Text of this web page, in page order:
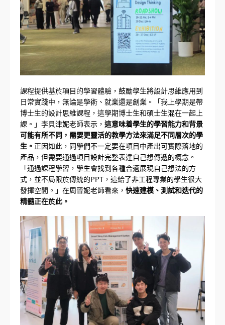
課程提供基於項目的學習體驗，鼓勵學生將設計思維應用到
日常實踐中，無論是學術、就業還是創業。「我上學期是帶
博士生的設計思維課程，這學期博士生和碩士生混在一起上
課。」李貝津妮老師表示， 這意味着學生的學習能力和背景
可能有所不同，需要更靈活的教學方法來滿足不同層次的學
生。 正因如此，同學們不一定要在項目中產出可實際落地的
產品，但需要通過項目設計完整表達自己想傳遞的概念。
「通過課程學習，學生會找到各種合適展現自己想法的方
式，並不局限於傳統的PPT，這給了非工程專業的學生很大
發揮空間。」在周晉妮老師看來， 快速建模、測試和迭代的
精髓正在於此。